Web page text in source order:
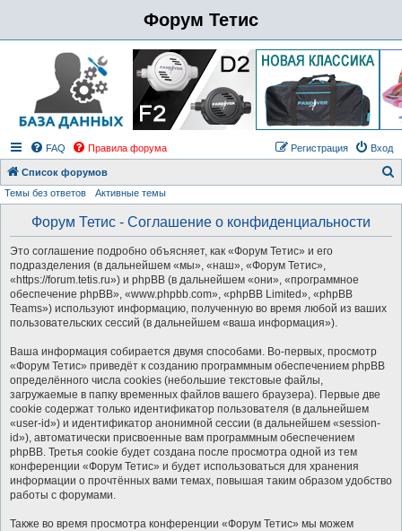
Форум Тетис
FAQ Правила форума Вход
Регистрация
Список форумов
Темы без ответов Активные темы
Форум Тетис - Соглашение о конфиденциальности
Это соглашение подробно объясняет, как «Форум Тетис» и его
подразделения (в дальнейшем «мы», «наш», «Форум Тетис»,
«https://forum.tetis.ru») и phpBB (в дальнейшем «они», «программное
обеспечение phpBB», «www.phpbb.com», «phpBB Limited», «phpBB
Teams») используют информацию, полученную во время любой из ваших
пользовательских сессий (в дальнейшем «ваша информация»).
Ваша информация собирается двумя способами. Во-первых, просмотр
«Форум Тетис» приведёт к созданию программным обеспечением phpBB
определённого числа cookies (небольшие текстовые файлы,
загружаемые в папку временных файлов вашего браузера). Первые две
cookie содержат только идентификатор пользователя (в дальнейшем
«user-id») и идентификатор анонимной сессии (в дальнейшем «session-
id»), автоматически присвоенные вам программным обеспечением
phpBB. Третья cookie будет создана после просмотра одной из тем
конференции «Форум Тетис» и будет использоваться для хранения
информации о прочтённых вами темах, повышая таким образом удобство
работы с форумами.
Также во время просмотра конференции «Форум Тетис» мы можем